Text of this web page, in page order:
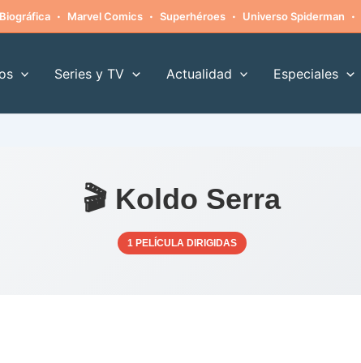
Biográfica · Marvel Comics · Superhéroes · Universo Spiderman ·
Series y TV Actualidad Especiales
🎬 Koldo Serra
1 PELÍCULA DIRIGIDAS